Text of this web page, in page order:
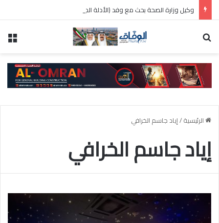
الرئيسية/إياد جاسم الخرافي
إياد جاسم الخرافي